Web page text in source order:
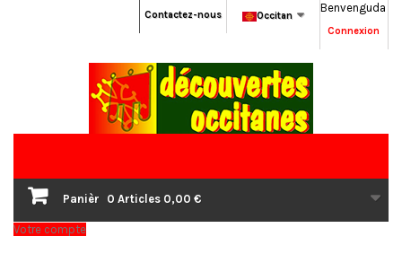
Benvenguda
Connexion
Occitan
Contactez-nous
Panièr 0 Articles 0,00 €
Votre compte